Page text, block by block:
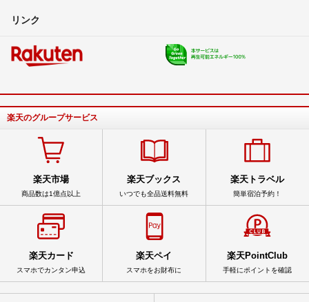
リンク
楽天のグループサービス
楽天市場
商品数は1億点以上
楽天ブックス
いつでも全品送料無料
楽天トラベル
簡単宿泊予約！
楽天カード
スマホでカンタン申込
楽天ペイ
スマホをお財布に
楽天PointClub
手軽にポイントを確認